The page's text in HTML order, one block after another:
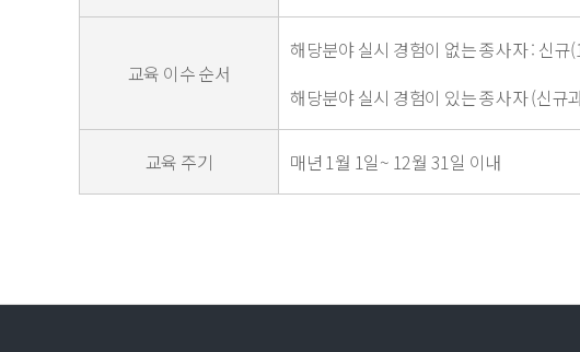
교육 이수 순서
해당분야 실시 경험이 없는 종사자 : 신
해당분야 실시 경험이 있는 종사자 (신
교육 주기 매년 1월 1일~ 12월 31일 이내